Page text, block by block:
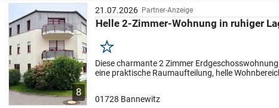
8
21.07.2026 Partner-Anzeige
Helle 2-Zimmer-Wohnung in ruhiger
Merken
Diese charmante 2 Zimmer
eine praktische Raumaufteilung, helle
01728 Bannewitz